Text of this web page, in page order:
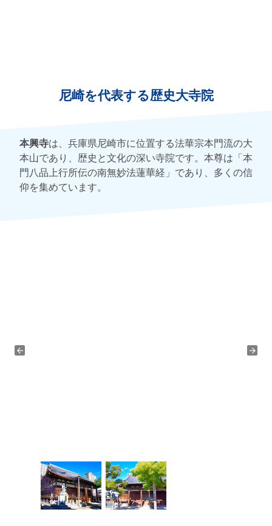
尼崎を代表する歴史大寺院
本興寺は、兵庫県尼崎市に位置する法華宗本門流の大
本山であり、歴史と文化の深い寺院です。本尊は「本
門八品上行所伝の南無妙法蓮華経」であり、多くの信
仰を集めています。